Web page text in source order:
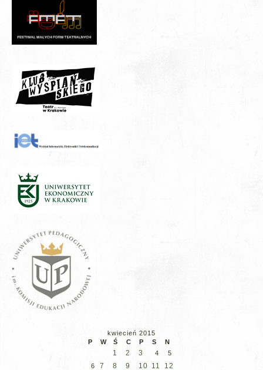
kwiecień 2015
P
W Ś C P S N
1 2 3 4
5
6
7 8 9 10 11 12